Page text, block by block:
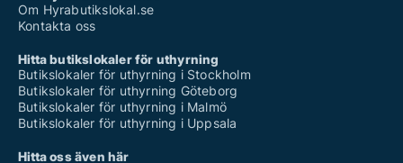
Om Hyrabutikslokal.se
Kontakta oss
Hitta butikslokaler för uthyrning
Butikslokaler för uthyrning i Stockholm
Butikslokaler för uthyrning Göteborg
Butikslokaler för uthyrning i Malmö
Butikslokaler för uthyrning i Uppsala
Hitta oss även här